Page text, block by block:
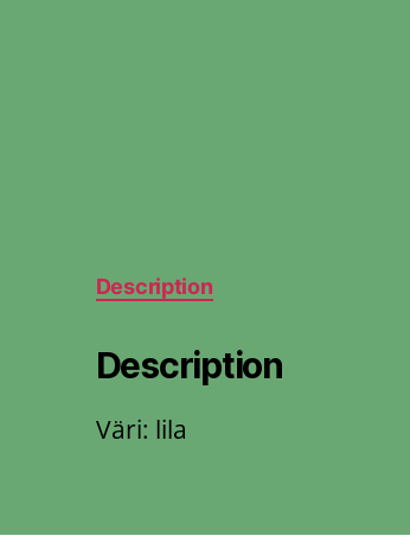
Description
Description
Väri: lila